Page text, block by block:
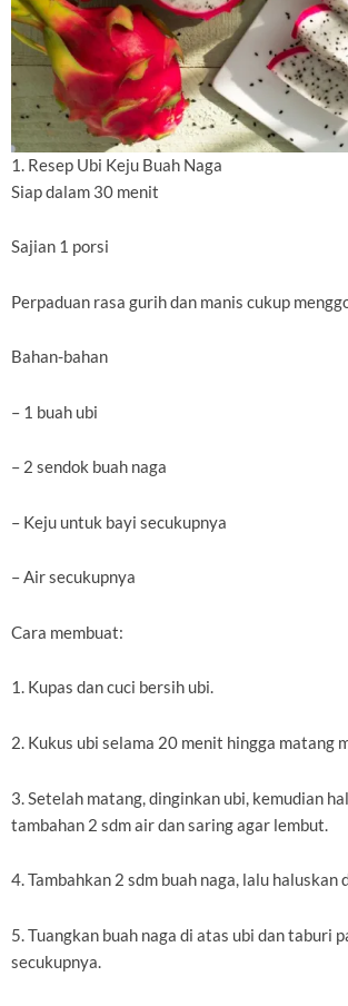
1. Resep Ubi Keju Buah Naga
Siap dalam 30 menit
Sajian 1 porsi
Perpaduan rasa gurih dan manis cukup
Bahan-bahan
– 1 buah ubi
– 2 sendok buah naga
– Keju untuk bayi secukupnya
– Air secukupnya
Cara membuat:
1. Kupas dan cuci bersih ubi.
2. Kukus ubi selama 20 menit hingga matang
3. Setelah matang, dinginkan ubi, kemudian
tambahan 2 sdm air dan saring agar lembut.
4. Tambahkan 2 sdm buah naga, lalu haluskan
5. Tuangkan buah naga di atas ubi dan taburi
secukupnya.